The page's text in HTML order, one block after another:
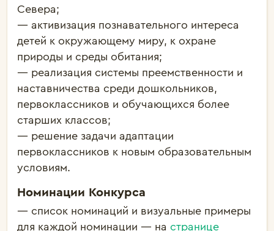
Севера;
— активизация познавательного интереса
детей к окружающему миру, к охране
природы и среды обитания;
— реализация системы преемственности и
наставничества среди дошкольников,
первоклассников и обучающихся более
старших классов;
— решение задачи адаптации
первоклассников к новым образовательным
условиям.
Номинации Конкурса
— список номинаций и визуальные примеры
для каждой номинации — на странице